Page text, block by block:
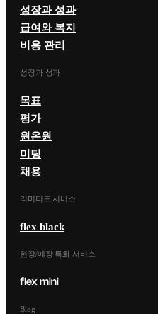
성장과 성과
급여와 복지
비용 관리
성장과 성과
목표
평가
원온원
미팅
채용
리미티드 서비스
flex black
현장/매장 특화 서비스
Blog